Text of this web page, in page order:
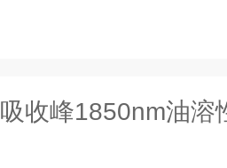
吸收峰1850nm油溶